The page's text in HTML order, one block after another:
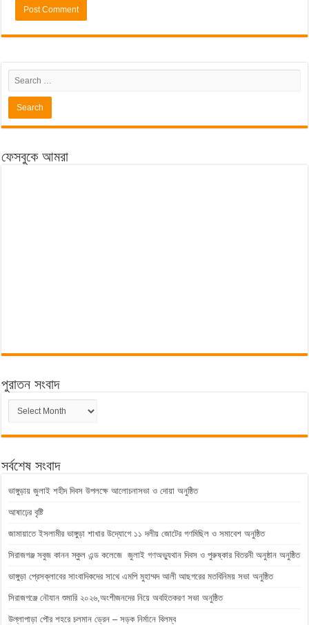
ফেসবুকে আমরা
পুরাতন সংবাদ
পুরাতন
সংবাদ
সর্বশেষ সংবাদ
ভাঙ্গুড়ায় জুলাই শহীদ দিবস উপলক্ষে আলোচনাসভা ও দোয়া অনুষ্ঠিত
আষাঢ়ের বৃষ্টি
জামায়াতে ইসলামীর ভাঙ্গুড়া শাখার উদ্যোগে ১১ দলীয় জোটের গণমিছিল ও সমাবেশ অনুষ্ঠিত
সিরাজগঞ্জ সবুজ কানন স্কুল এন্ড কলেজে জুলাই গণঅভ্যুথান দিবস ও পুরুষ্কার বিতরনী অনুষ্ঠান অনুষ্ঠিত
ভাঙ্গুড়া প্রেসক্লাবের সাংবাদিকদের সাথে এমপি মুহাম্মদ আলী আছগরের মতবিনিময় সভা অনুষ্ঠিত
সিরাজগঞ্জে নৌযান শুমারি ২০২৬,অংশীজনদের নিয়ে অবহিতকরণ সভা অনুষ্ঠিত
উল্লাপাড়া পৌর শহরে চলমান ড্রেন – সড়ক নির্মানে বিলম্ব